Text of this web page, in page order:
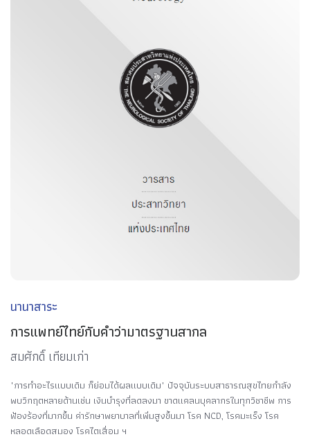
นานาสาระ
การแพทย์ไทย์กับคำว่ามาตรฐานสากล
สมศักดิ์ เทียมเก่า
"การทำอะไรแบบเดิม ก็ย่อมได้ผลแบบเดิม" ปัจจุบันระบบสาธารณสุขไทยกำลัง
พบวิกฤตหลายด้านเช่น เงินบำรุงที่ลดลงมา ขาดแคลนบุคลากรในทุกวิชาชีพ การ
ฟ้องร้องที่มากขึ้น ค่ารักษาพยาบาลที่เพิ่มสูงขึ้นมา โรค NCD, โรคมะเร็ง โรค
หลอดเลือดสมอง โรคไตเสื่อม ฯ